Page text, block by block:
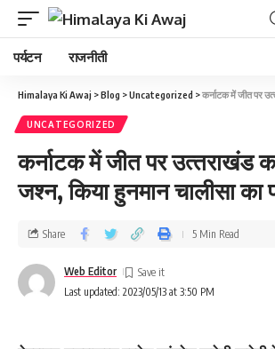
पर्यटन राजनीती
Himalaya Ki Awaj >Blog >Uncategorized >कर्नाटक में जीत पर उत्‍तराखंड
UNCATEGORIZED
कर्नाटक में जीत पर उत्‍तराखंड
जश्‍न, किया हुनमान चालीसा का
Last updated: 2023/05/13 at 3:50 PM
Web Editor
Share 5 Min Read